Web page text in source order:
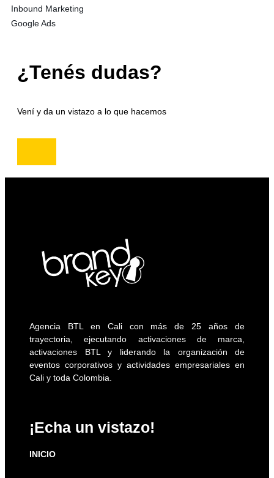
Inbound Marketing
Google Ads
¿Tenés dudas?
Vení y da un vistazo a lo que hacemos
Agencia BTL en Cali con más de 25 años de
trayectoria, ejecutando activaciones de marca,
activaciones BTL y liderando la organización de
eventos corporativos y actividades empresariales en
Cali y toda Colombia.
¡Echa un vistazo!
INICIO